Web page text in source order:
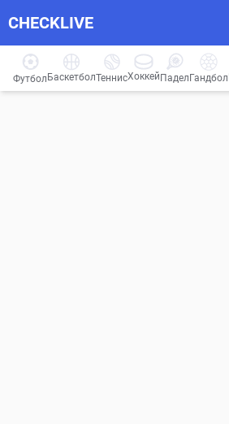
CHECKLIVE
Футбол БаскетболТеннисХоккей ПаделГандбол